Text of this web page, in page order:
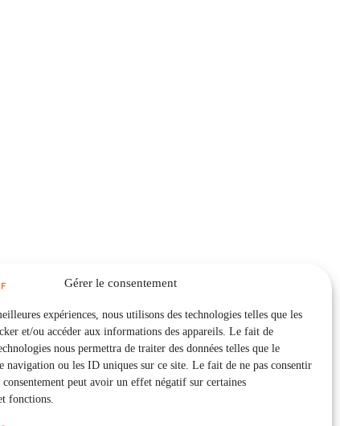
Gérer le consentement
expériences, nous utilisons des technologies telles que les
et/ou accéder aux informations des appareils. Le fait de
nous permettra de traiter des données telles que le
navigation ou les ID uniques sur ce site. Le fait de ne pas consentir
peut avoir un effet négatif sur certaines
fonctions.